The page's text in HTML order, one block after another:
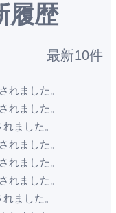
履歴
最新10件
れました。
れました。
ました。
れました。
れました。
れました。
ました。